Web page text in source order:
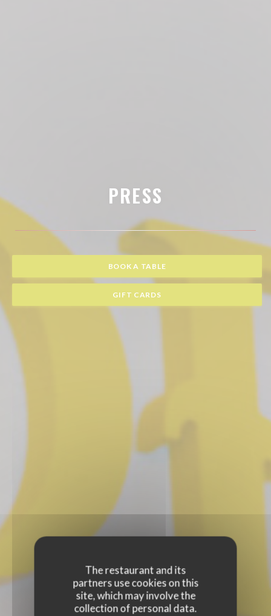
The restaurant and its
partners use cookies on this
site, which may involve the
collection of personal data.
PRESS
BOOK A TABLE
GIFT CARDS